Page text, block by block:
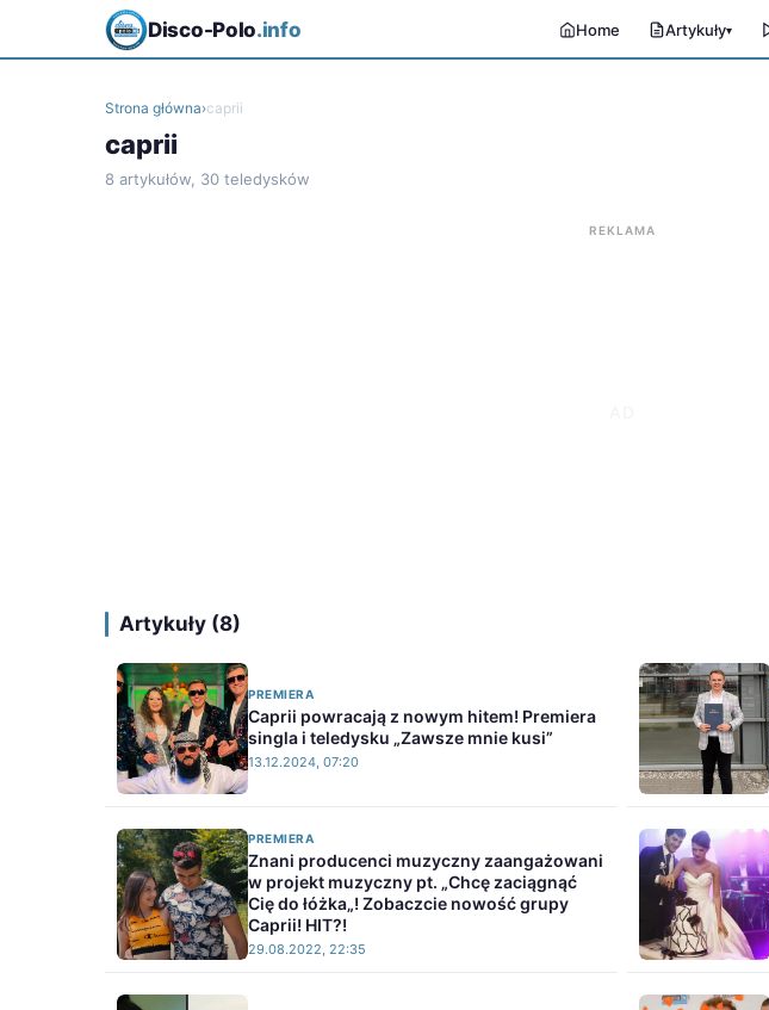
Disco-Polo.info Home Artykuły▾
Strona główna›caprii
caprii
8 artykułów, 30 teledysków
REKLAMA
Artykuły (8)
PREMIERA
Caprii powracają z nowym hitem! Premiera
singla i teledysku „Zawsze mnie kusi”
13.12.2024, 07:20
PREMIERA
Znani producenci muzyczny zaangażowani
w projekt muzyczny pt. „Chcę zaciągnąć
Cię do łóżka„! Zobaczcie nowość grupy
Caprii! HIT?!
29.08.2022, 22:35